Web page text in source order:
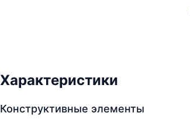
Характеристики
Конструктивные элементы